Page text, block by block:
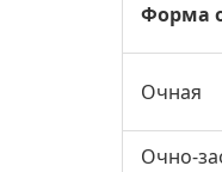
Форма
Очная
Очно-